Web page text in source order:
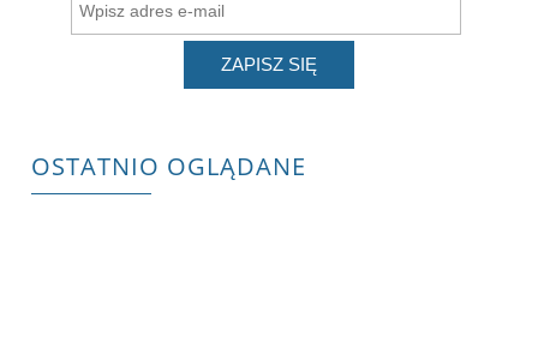
ZAPISZ SIĘ
OSTATNIO OGLĄDANE